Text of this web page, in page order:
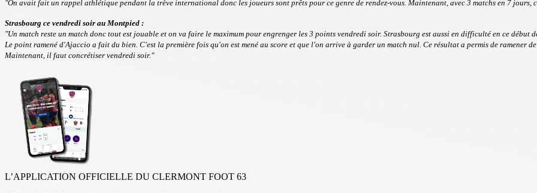
"On avait fait un rappel athlétique pendant la trève international donc les joueurs sont prêts pour ce genre de rendez-vous. Maintenant, avec 3 matchs en 7
Strasbourg ce vendredi soir au Montpied :
"Un match reste un match donc tout est jouable et on va faire le maximum pour engrenger les 3 points vendredi soir. Strasbourg est aussi en difficulté en ce début
Le point ramené d'Ajaccio a fait du bien. C'est la première fois qu'on est mené au score et que l'on arrive à garder un match nul. Ce résultat a permis de
Maintenant, il faut concrétiser vendredi soir."
L’APPLICATION OFFICIELLE DU CLERMONT FOOT 63